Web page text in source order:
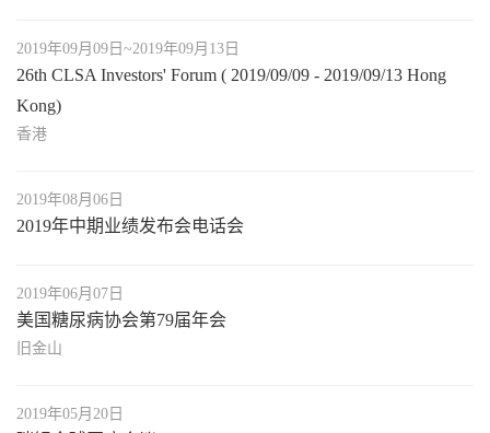
2019年09月09日~2019年09月13日
26th CLSA Investors' Forum ( 2019/09/09 - 2019/09/13 Hong
Kong)
香港
2019年08月06日
2019年中期业绩发布会电话会
2019年06月07日
美国糖尿病协会第79届年会
旧金山
2019年05月20日